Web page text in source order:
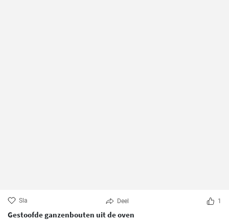
Sla Deel 1
Gestoofde ganzenbouten uit de oven